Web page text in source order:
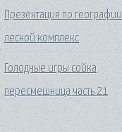
Презентация по географии
лесной комплекс
Голодные игры сойка
пересмешница часть 21